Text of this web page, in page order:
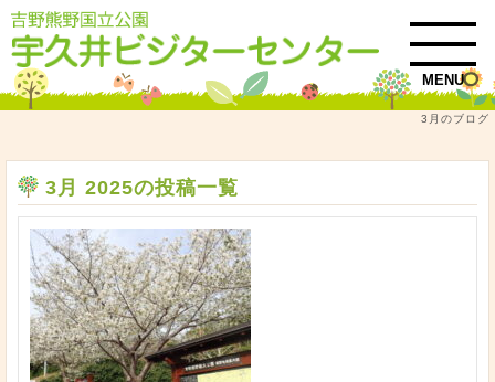
MENU
3月のブログ
3月 2025の投稿一覧